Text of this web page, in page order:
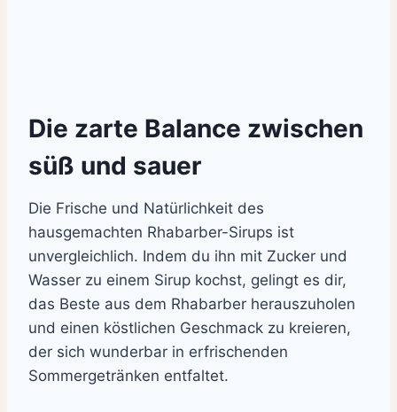
Die zarte Balance zwischen
süß und sauer
Die Frische und Natürlichkeit des
hausgemachten Rhabarber-Sirups ist
unvergleichlich. Indem du ihn mit Zucker und
Wasser zu einem Sirup kochst, gelingt es dir,
das Beste aus dem Rhabarber herauszuholen
und einen köstlichen Geschmack zu kreieren,
der sich wunderbar in erfrischenden
Sommergetränken entfaltet.